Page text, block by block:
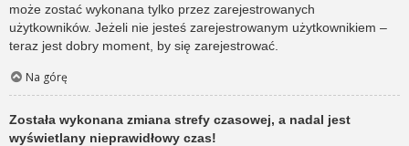
może zostać wykonana tylko przez zarejestrowanych
użytkowników. Jeżeli nie jesteś zarejestrowanym użytkownikiem –
teraz jest dobry moment, by się zarejestrować.
Na górę
Została wykonana zmiana strefy czasowej, a nadal jest
wyświetlany nieprawidłowy czas!